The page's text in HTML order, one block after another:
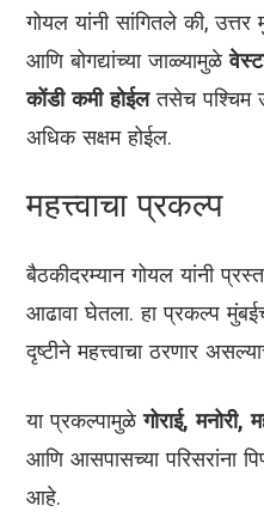
गोयल यांनी सांगितले की,
आणि बोगद्यांच्या जाळ्यामुळे
कोंडी कमी होईलतसेच पश्चिम
अधिक सक्षम होईल.
महत्त्वाचा प्रकल्प
बैठकीदरम्यान गोयल यांनी
आढावा घेतला. हा प्रकल्प
दृष्टीने महत्त्वाचा ठरणार
या प्रकल्पामुळेगोराई, मनोरी,
आणि आसपासच्या परिसरांना
आहे.